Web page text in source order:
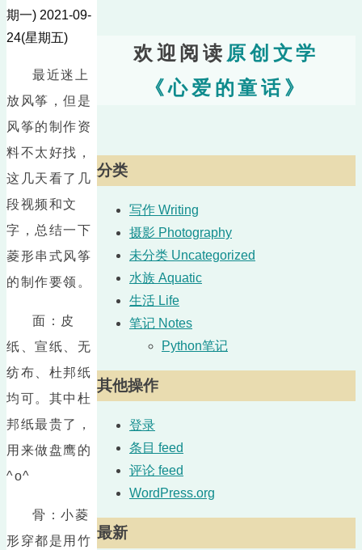
期一) 2021-09-
24(星期五)
最近迷上
放风筝，但是
风筝的制作资
料不太好找，
这几天看了几
段视频和文
字，总结一下
菱形串式风筝
的制作要领。
面：皮
纸、宣纸、无
纺布、杜邦纸
均可。其中杜
邦纸最贵了，
用来做盘鹰的
^o^
骨：小菱
形穿都是用竹
欢迎阅读 原创文学
《心爱的童话》
分类
写作 Writing
摄影 Photography
未分类 Uncategorized
水族 Aquatic
生活 Life
笔记 Notes
Python笔记
其他操作
登录
条目 feed
评论 feed
WordPress.org
最新